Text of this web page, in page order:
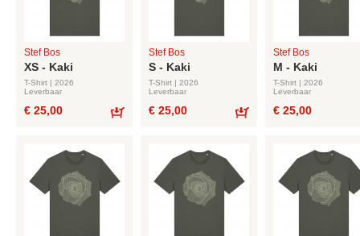
Stef Bos
XS - Kaki
T-Shirt | 2026
Leverbaar
€ 25,00
Stef Bos
S - Kaki
T-Shirt | 2026
Leverbaar
€ 25,00
Stef Bos
M - Kaki
T-Shirt | 2026
Leverbaar
€ 25,00